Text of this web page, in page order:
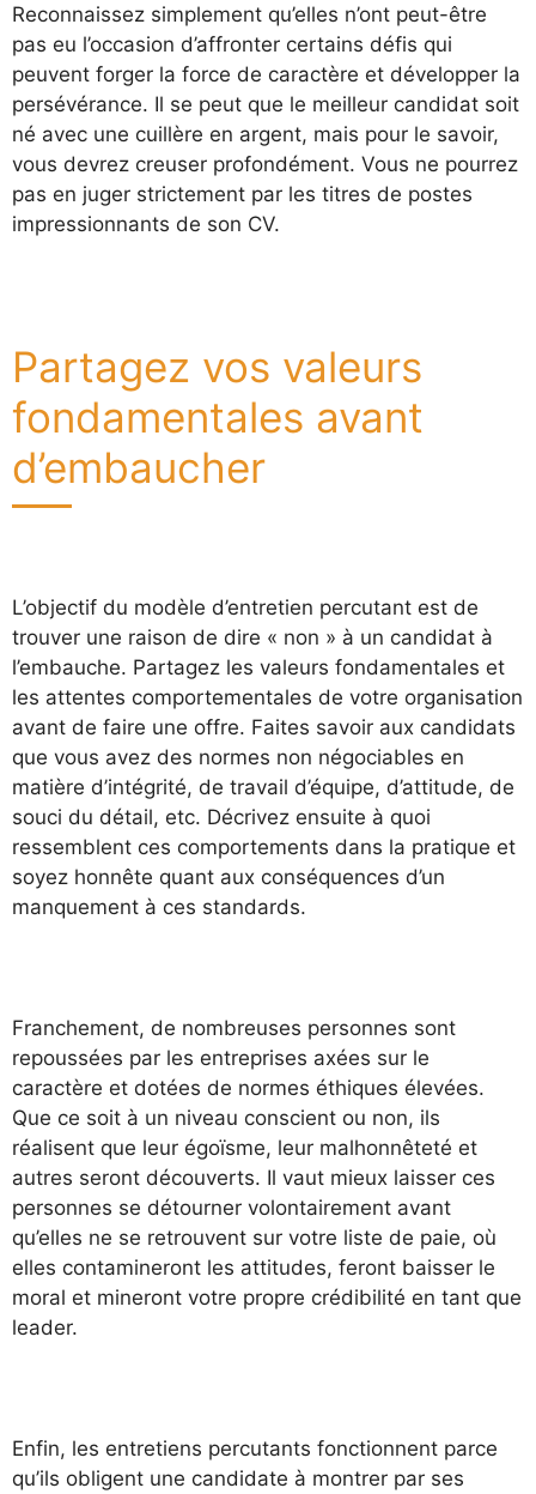
Reconnaissez simplement qu’elles n’ont peut-être
pas eu l’occasion d’affronter certains défis qui
peuvent forger la force de caractère et développer la
persévérance. Il se peut que le meilleur candidat soit
né avec une cuillère en argent, mais pour le savoir,
vous devrez creuser profondément. Vous ne pourrez
pas en juger strictement par les titres de postes
impressionnants de son CV.
Partagez vos valeurs
fondamentales avant
d’embaucher
L’objectif du modèle d’entretien percutant est de
trouver une raison de dire « non » à un candidat à
l’embauche. Partagez les valeurs fondamentales et
les attentes comportementales de votre organisation
avant de faire une offre. Faites savoir aux candidats
que vous avez des normes non négociables en
matière d’intégrité, de travail d’équipe, d’attitude, de
souci du détail, etc. Décrivez ensuite à quoi
ressemblent ces comportements dans la pratique et
soyez honnête quant aux conséquences d’un
manquement à ces standards.
Franchement, de nombreuses personnes sont
repoussées par les entreprises axées sur le
caractère et dotées de normes éthiques élevées.
Que ce soit à un niveau conscient ou non, ils
réalisent que leur égoïsme, leur malhonnêteté et
autres seront découverts. Il vaut mieux laisser ces
personnes se détourner volontairement avant
qu’elles ne se retrouvent sur votre liste de paie, où
elles contamineront les attitudes, feront baisser le
moral et mineront votre propre crédibilité en tant que
leader.
Enfin, les entretiens percutants fonctionnent parce
qu’ils obligent une candidate à montrer par ses